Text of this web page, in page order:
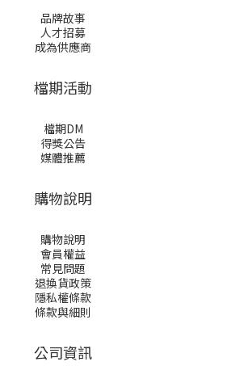
品牌故事
人才招募
成為供應商
檔期活動
檔期DM
得獎公告
媒體推薦
購物說明
購物說明
會員權益
常見問題
退換貨政策
隱私權條款
條款與細則
公司資訊